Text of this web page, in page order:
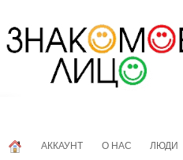
АККАУНТ О НАС ЛЮДИ